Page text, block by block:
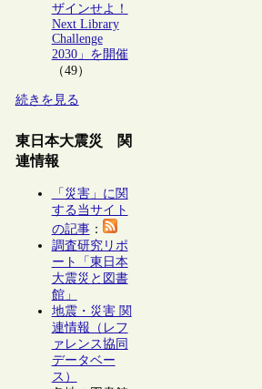
ザインせよ！
Next Library
Challenge
2030」を開催
（49）
続きを見る
東日本大震災 関
連情報
「災害」に関
する当サイト
の記事：
調査研究リポ
ート「東日本
大震災と図書
館」
地震・災害 関
連情報（レフ
ァレンス協同
データベー
ス）